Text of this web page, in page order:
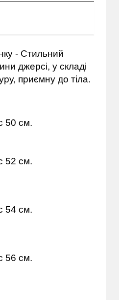
- Стильний
джерсі, у складі
приємну до тіла.
50 см.
52 см.
54 см.
56 см.